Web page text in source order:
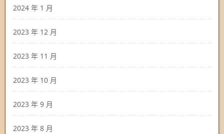
2024 年 1 月
2023 年 12 月
2023 年 11 月
2023 年 10 月
2023 年 9 月
2023 年 8 月